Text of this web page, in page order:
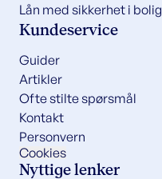
Lån med sikkerhet i bolig
Kundeservice
Guider
Artikler
Ofte stilte spørsmål
Kontakt
Personvern
Cookies
Nyttige lenker